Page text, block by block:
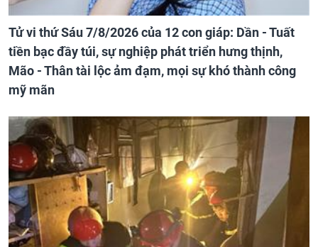
Tử vi thứ Sáu 7/8/2026 của 12 con giáp: Dần - Tuất
tiền bạc đầy túi, sự nghiệp phát triển hưng thịnh,
Mão - Thân tài lộc ảm đạm, mọi sự khó thành công
mỹ mãn